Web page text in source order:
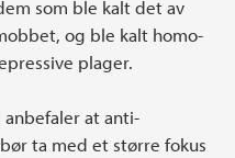
som ble kalt det av
og ble kalt homo-
plager.
anbefaler at anti-
ta med et større fokus